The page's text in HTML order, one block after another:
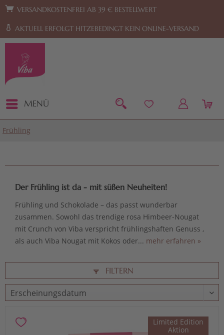
Zur Hauptnavigation springen Zum Footer springen
VERSANDKOSTENFREI AB 39 € BESTELLWERT
AKTUELL ERFOLGT HITZEBEDINGT KEIN ONLINE-VERSAND
MENÜ
Frühling
Der Frühling ist da - mit süßen Neuheiten!
Frühling und Schokolade – das passt wunderbar
zusammen. Sowohl das trendige rosa Himbeer-Nougat
mit Crunch von Viba verspricht frühlingshaften Genuss ,
als auch Viba Nougat mit Kokos oder... mehr erfahren »
FILTERN
Limited Edition
Aktion